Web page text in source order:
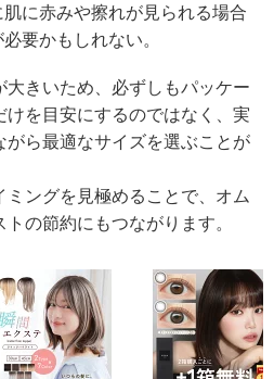
に赤みや擦れが見られる場合
要かもしれない。
きいため、必ずしもパッケー
けを目安にするのではなく、実
がら最適なサイズを選ぶことが
ミングを見極めることで、オム
の節約にもつながります。